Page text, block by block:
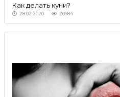
Как делать куни?
28.02.2020 20984